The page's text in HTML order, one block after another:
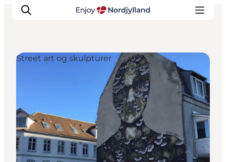
Oplevelser og aktiviteter
Byer og steder
Guides
Det sker
For børn
Street art og skulpturer